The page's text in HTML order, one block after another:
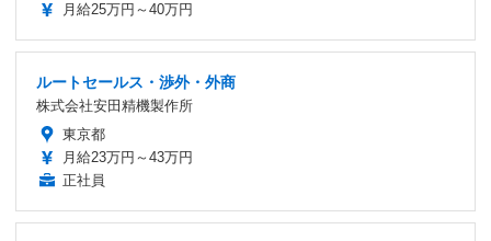
月給25万円～40万円
ルートセールス・渉外・外商
株式会社安田精機製作所
東京都
月給23万円～43万円
正社員